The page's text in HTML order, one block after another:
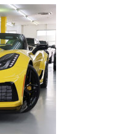
介
募集